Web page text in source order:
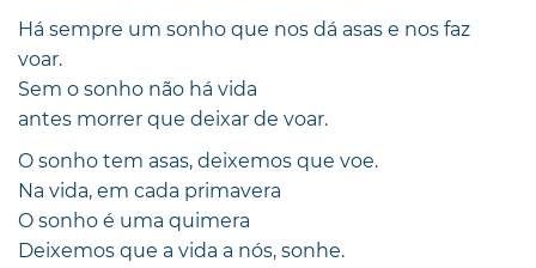
Há sempre um sonho que nos dá asas e nos faz
voar.
Sem o sonho não há vida
antes morrer que deixar de voar.
O sonho tem asas, deixemos que voe.
Na vida, em cada primavera
O sonho é uma quimera
Deixemos que a vida a nós, sonhe.